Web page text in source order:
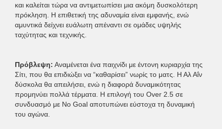
και καλείται τώρα να αντιμετωπίσει μια ακόμη δυσκολότερη
πρόκληση. Η επιθετική της αδυναμία είναι εμφανής, ενώ
αμυντικά δείχνει ευάλωτη απέναντι σε ομάδες υψηλής
ταχύτητας και τεχνικής.
Πρόβλεψη: Αναμένεται ένα παιχνίδι με έντονη κυριαρχία της
Σίτι, που θα επιδιώξει να “καθαρίσει” νωρίς το ματς. Η Αλ Αΐν
δύσκολα θα απειλήσει, ενώ η διαφορά δυναμικότητας
προμηνύει πολλά τέρματα. Η επιλογή του Over 2.5 σε
συνδυασμό με No Goal αποτυπώνει εύστοχα τη δυναμική
του αγώνα.